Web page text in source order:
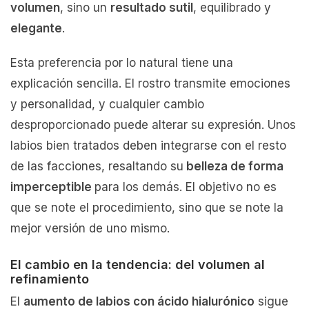
volumen, sino un resultado sutil , equilibrado y
elegante.
Esta preferencia por lo natural tiene una
explicación sencilla. El rostro transmite emociones
y personalidad, y cualquier cambio
desproporcionado puede alterar su expresión. Unos
labios bien tratados deben integrarse con el resto
de las facciones, resaltando su belleza de forma
imperceptible para los demás. El objetivo no es
que se note el procedimiento, sino que se note la
mejor versión de uno mismo.
El cambio en la tendencia: del volumen al
refinamiento
El aumento de labios con ácido hialurónico sigue